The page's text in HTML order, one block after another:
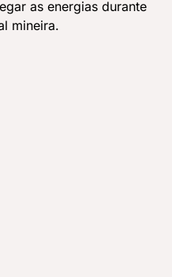
as energias durante
mineira.